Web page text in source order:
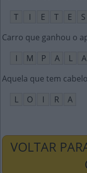
T
I E T E
S
Carro que ganhou o
I
M P A L
A
Aquela que tem
L
O I R A
VOLTAR